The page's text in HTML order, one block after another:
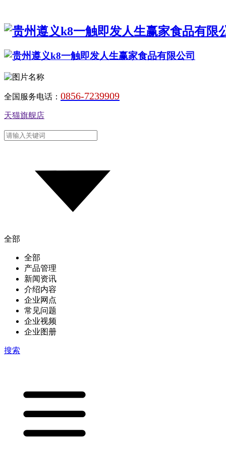
全国服务电话： 0856-7239909
天猫旗舰店
全部
全部
产品管理
新闻资讯
介绍内容
企业网点
常见问题
企业视频
企业图册
搜索